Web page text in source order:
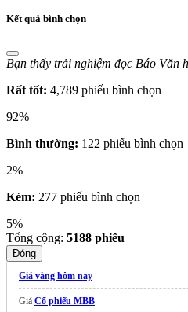
Kết quả bình chọn
Bạn thấy trải nghiệm đọc Báo Văn
Rất tốt: 4,789 phiếu bình chọn
92%
Bình thường: 122 phiếu bình chọn
2%
Kém: 277 phiếu bình chọn
5%
Tổng cộng: 5188 phiếu
Đóng
Giá vàng hôm nay
Giá Cổ phiếu MBB